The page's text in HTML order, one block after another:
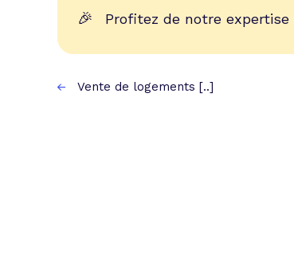
🎉 Profitez de notre
Vente de logements [..]